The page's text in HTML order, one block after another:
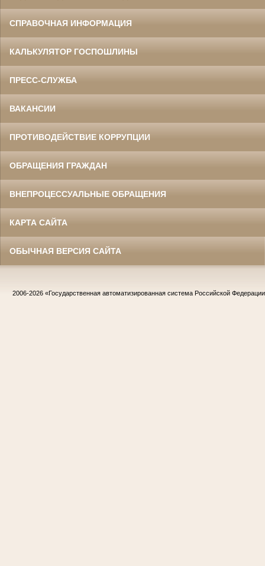
СПРАВОЧНАЯ ИНФОРМАЦИЯ
КАЛЬКУЛЯТОР ГОСПОШЛИНЫ
ПРЕСС-СЛУЖБА
ВАКАНСИИ
ПРОТИВОДЕЙСТВИЕ КОРРУПЦИИ
ОБРАЩЕНИЯ ГРАЖДАН
ВНЕПРОЦЕССУАЛЬНЫЕ ОБРАЩЕНИЯ
КАРТА САЙТА
ОБЫЧНАЯ ВЕРСИЯ САЙТА
2006-2026 «Государственная автоматизированная система Российской